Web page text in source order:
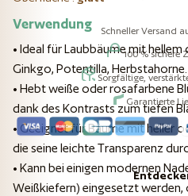
Verwendung
• Ideal für Laubbäume mit hellem
Ginkgo, Potentilla, Herbstahorne…
• Hebt weiße oder rosafarbene
dank des Kontrasts zum tiefen
• Geeignet für Bäume mit heller
die seine leichte Transparenz
• Kann bei einigen modernen
Weißkiefern) eingesetzt
Schneller Versand
100 % sichere
Sorgfältige,
Garantierte